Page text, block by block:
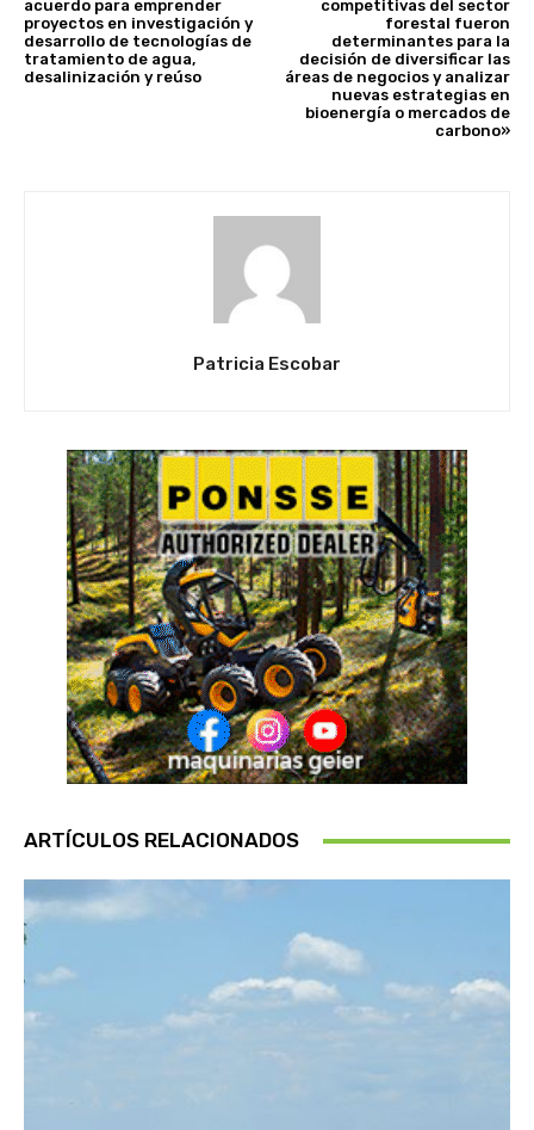
acuerdo para emprender
proyectos en investigación y
desarrollo de tecnologías de
tratamiento de agua,
desalinización y reúso
competitivas del sector
forestal fueron
determinantes para la
decisión de diversificar las
áreas de negocios y analizar
nuevas estrategias en
bioenergía o mercados de
carbono»
Patricia Escobar
ARTÍCULOS RELACIONADOS